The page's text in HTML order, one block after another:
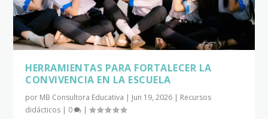
HERRAMIENTAS PARA FORTALECER LA
CONVIVENCIA EN LA ESCUELA
por MB Consultora Educativa | Jun 19, 2026 | Recursos
didácticos | 0 |